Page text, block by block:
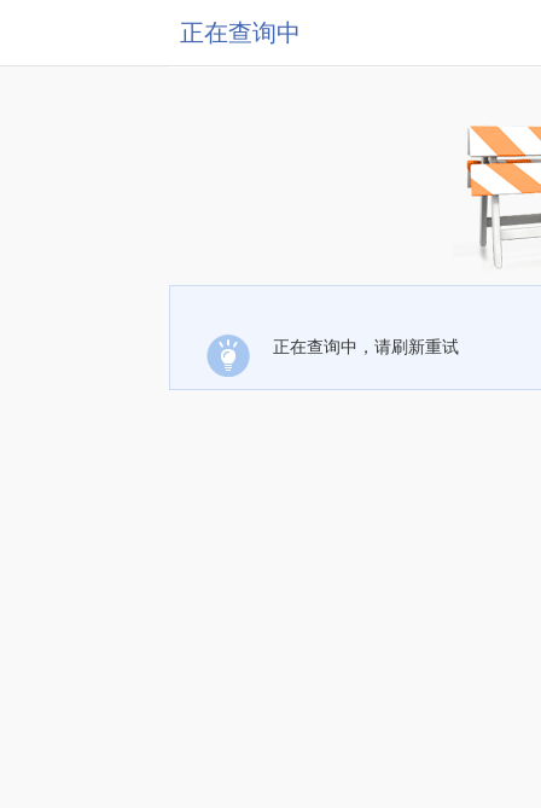
正在查询中
正在查询中，请刷新重试